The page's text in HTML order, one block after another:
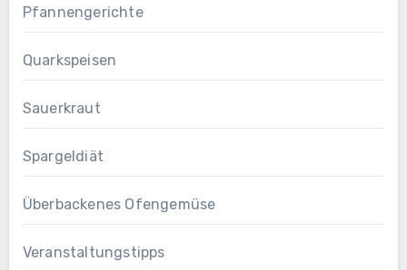
Pfannengerichte
Quarkspeisen
Sauerkraut
Spargeldiät
Überbackenes Ofengemüse
Veranstaltungstipps